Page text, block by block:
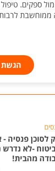
ספקים.
לרבות
הגשת
לסוכן פנסיה -
-לא נדרש
מהבית!